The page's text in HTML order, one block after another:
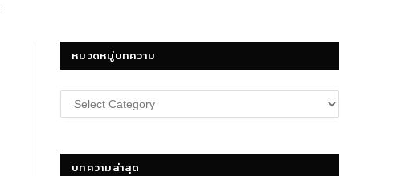
หมวดหมู่บทความ
หมวด
หมู่
บทความล่าสุด